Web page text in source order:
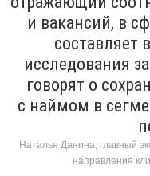
и вакансий, в
составляет
исследования
говорят о
с наймом в
Наталья Данина, главный
направления